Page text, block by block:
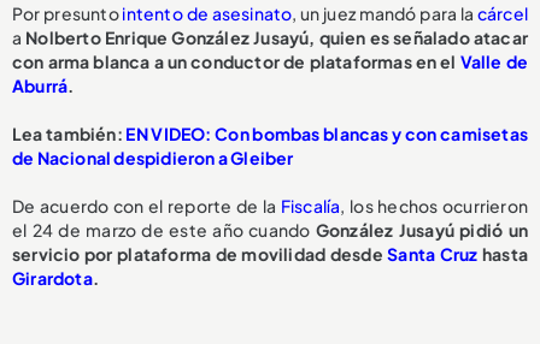
Por presuntointento de asesinato, un juez mandó para la cárcel
a Nolberto Enrique González Jusayú, quien es señalado atacar
con arma blanca a un conductor de plataformas en el Valle de
Aburrá.
Lea también: EN VIDEO: Con bombas blancas y con camisetas
de Nacional despidieron a Gleiber
De acuerdo con el reporte de la Fiscalía, los hechos ocurrieron
el 24 de marzo de este año cuando González Jusayú pidió un
servicio por plataforma de movilidad desdeSanta Cruz hasta
Girardota.